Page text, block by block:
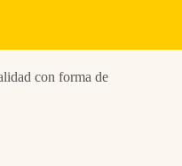
con forma de